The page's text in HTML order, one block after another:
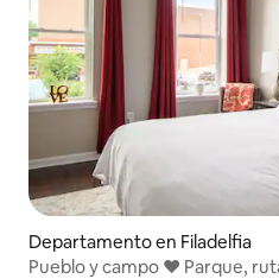
Departamento en Filadelfia
Pueblo y campo ♥️ Parque,